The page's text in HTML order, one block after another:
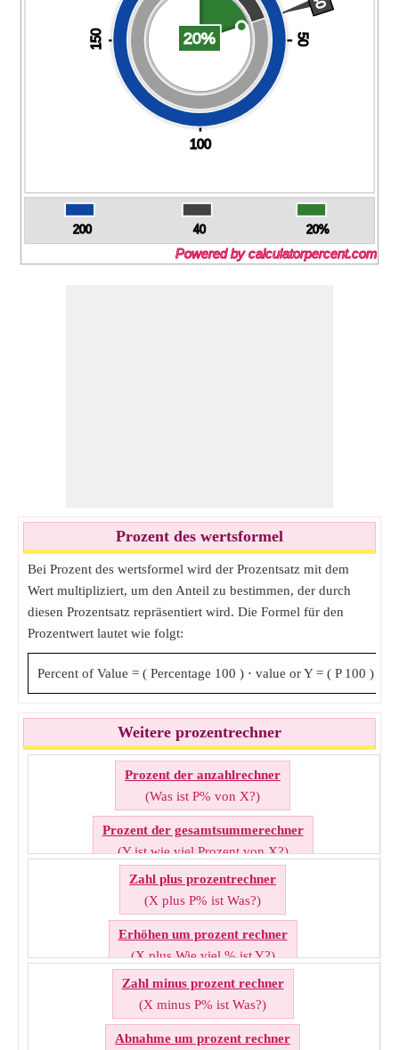
Prozent des wertsformel
Bei Prozent des wertsformel wird der Prozentsatz mit dem
Wert multipliziert, um den Anteil zu bestimmen, der durch
diesen Prozentsatz repräsentiert wird. Die Formel für den
Prozentwert lautet wie folgt:
Percent of Value = ( Percentage 100 ) ⋅ value orY = ( P 100 )
Weitere prozentrechner
Prozent der anzahlrechner
(Was ist P% von X?)
Prozent der gesamtsummerechner
(Y ist wie viel Prozent von X?)
Umgekehrter Prozentrechner
(Y ist P% von Was?)
Prozent anteilrechner
(Was % von X ist Y?)
Inverser prozent rechner
(P% von Was ist Y?)
(P% von X ist Was?)
Zahl plus prozentrechner
(X plus P% ist Was?)
Erhöhen um prozent rechner
(X plus Wie viel % ist Y?)
Prozent zum Zahlenrechner hinzufügen
(Was plus P% ist Y?)
Zahl minus prozent rechner
(X minus P% ist Was?)
Abnahme um prozent rechner